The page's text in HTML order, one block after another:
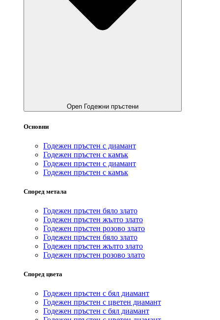
Open Годежни пръстени
Основни
Годежен пръстен с диамант
Годежен пръстен с камък
Годежен пръстен с диамант
Годежен пръстен с камък
Според метала
Годежен пръстен бяло злато
Годежен пръстен жълто злато
Годежен пръстен розово злато
Годежен пръстен бяло злато
Годежен пръстен жълто злато
Годежен пръстен розово злато
Според цвета
Годежен пръстен с бял диамант
Годежен пръстен с цветен диамант
Годежен пръстен с бял диамант